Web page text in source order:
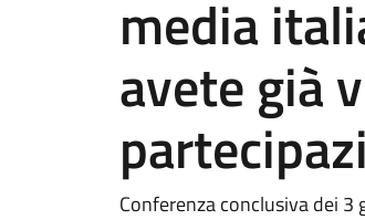
media
avete già
Conferenza conclusiva dei